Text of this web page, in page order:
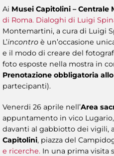
Ai Musei Capitolini – Centrale
di Roma. Dialoghi di Luigi
Montemartini, a cura di Luigi
L’incontro è un’occasione
e il modo di creare del
foto esposte nella mostra in
Prenotazione obbligatoria
partecipanti).
Venerdi 26 aprile nell’Area
appuntamento in vico
davanti al gabbiotto dei vigili,
Capitolini, piazza del
e ricerche. In una prima visita